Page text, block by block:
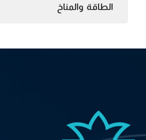
الطاقة والمناخ